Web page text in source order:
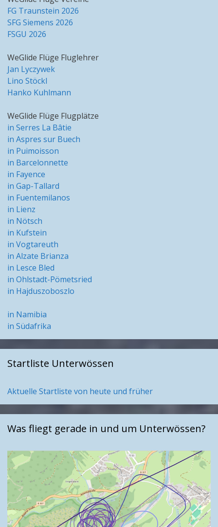
FG Traunstein 2026
SFG Siemens 2026
FSGU 2026
WeGlide Flüge Fluglehrer
Jan Lyczywek
Lino Stöckl
Hanko Kuhlmann
WeGlide Flüge Flugplätze
in Serres La Bâtie
in Aspres sur Buech
in Puimoisson
in Barcelonnette
in Fayence
in Gap-Tallard
in Fuentemilanos
in Lienz
in Nötsch
in Kufstein
in Vogtareuth
in Alzate Brianza
in Lesce Bled
in Ohlstadt-Pömetsried
in Hajduszoboszlo
in Namibia
in Südafrika
Startliste Unterwössen
Aktuelle Startliste von heute und früher
Was fliegt gerade in und um Unterwössen?